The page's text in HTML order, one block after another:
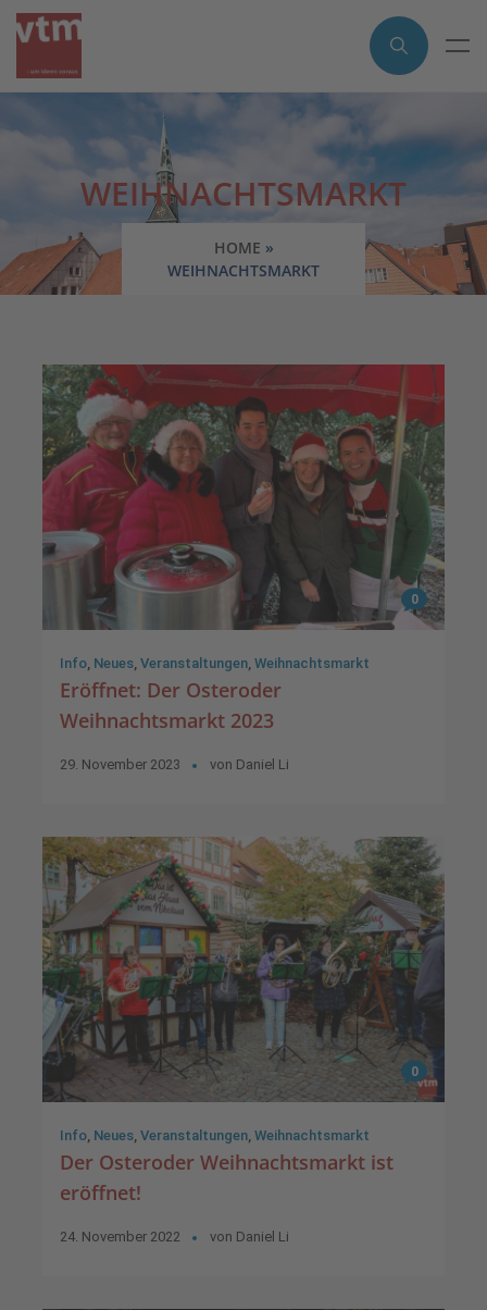
WEIHNACHTSMARKT
HOME »
WEIHNACHTSMARKT
0
Info, Neues, Veranstaltungen, Weihnachtsmarkt
Eröffnet: Der Osteroder
Weihnachtsmarkt 2023
29. November 2023 von Daniel Li
0
Info, Neues, Veranstaltungen, Weihnachtsmarkt
Der Osteroder Weihnachtsmarkt ist
eröffnet!
24. November 2022 von Daniel Li